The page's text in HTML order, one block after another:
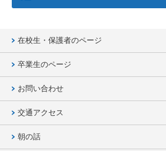
在校生・保護者のページ
卒業生のページ
お問い合わせ
交通アクセス
朝の話